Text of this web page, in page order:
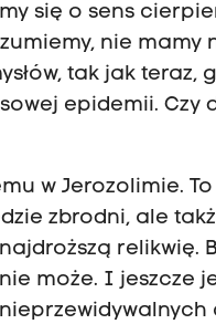
się o sens
nie mamy
tak jak teraz,
epidemii. Czy
w Jerozolimie.
zbrodni, ale
relikwię.
nie może. I jeszcze